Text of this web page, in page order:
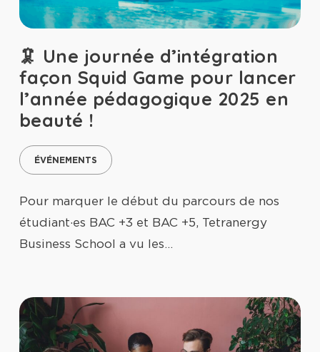
🦑 Une journée d’intégration
façon Squid Game pour lancer
l’année pédagogique 2025 en
beauté !
ÉVÉNEMENTS
Pour marquer le début du parcours de nos
étudiant·es BAC +3 et BAC +5, Tetranergy
Business School a vu les…